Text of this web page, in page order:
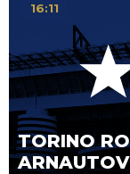
TORINO
16:11